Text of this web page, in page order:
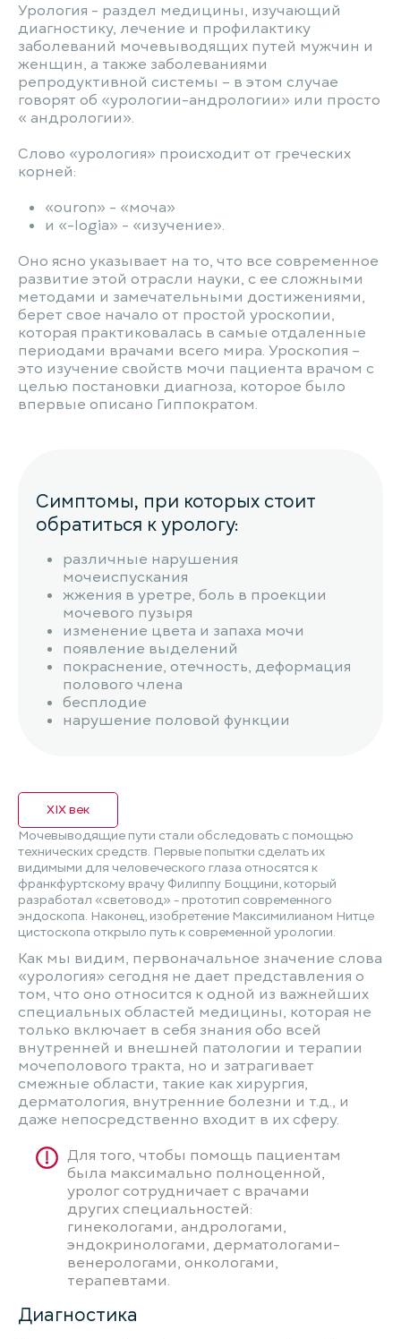
Урология - раздел медицины, изучающий
диагностику, лечение и профилактику
заболеваний мочевыводящих путей мужчин и
женщин, а также заболеваниями
репродуктивной системы – в этом случае
говорят об «урологии-андрологии» или просто
« андрологии».
Слово «урология» происходит от греческих
корней:
«ouron» - «моча»
и «-logia» - «изучение».
Оно ясно указывает на то, что все современное
развитие этой отрасли науки, с ее сложными
методами и замечательными достижениями,
берет свое начало от простой уроскопии,
которая практиковалась в самые отдаленные
периодами врачами всего мира. Уроскопия –
это изучение свойств мочи пациента врачом с
целью постановки диагноза, которое было
впервые описано Гиппократом.
Симптомы, при которых стоит
обратиться к урологу:
различные нарушения
мочеиспускания
жжения в уретре, боль в проекции
мочевого пузыря
изменение цвета и запаха мочи
появление выделений
покраснение, отечность, деформация
полового члена
бесплодие
нарушение половой функции
XIX век
Мочевыводящие пути стали обследовать с помощью
технических средств. Первые попытки сделать их
видимыми для человеческого глаза относятся к
франкфуртскому врачу Филиппу Боццини, который
разработал «световод» - прототип современного
эндоскопа. Наконец, изобретение Максимилианом Нитце
цистоскопа открыло путь к современной урологии.
Как мы видим, первоначальное значение слова
«урология» сегодня не дает представления о
том, что оно относится к одной из важнейших
специальных областей медицины, которая не
только включает в себя знания обо всей
внутренней и внешней патологии и терапии
мочеполового тракта, но и затрагивает
смежные области, такие как хирургия,
дерматология, внутренние болезни и т.д., и
даже непосредственно входит в их сферу.
Для того, чтобы помощь пациентам
была максимально полноценной,
уролог сотрудничает с врачами
других специальностей:
гинекологами, андрологами,
эндокринологами, дерматологами-
венерологами, онкологами,
терапевтами.
Диагностика